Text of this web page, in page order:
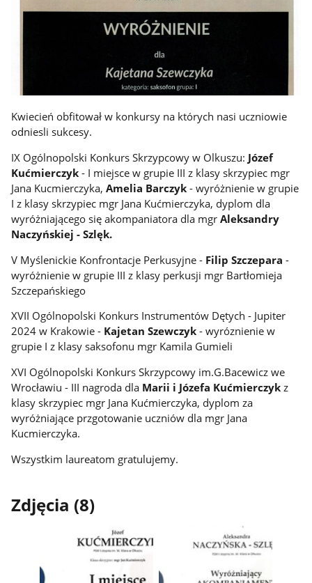
Kwiecień obfitował w konkursy na których nasi uczniowie
odniesli sukcesy.
IX Ogólnopolski Konkurs Skrzypcowy w Olkuszu: Józef
Kućmierczyk- I miejsce w grupie III z klasy skrzypiec mgr
Jana Kucmierczyka,Amelia Barczyk - wyróżnienie w grupie
I z klasy skrzypiec mgr Jana Kućmierczyka, dyplom dla
wyróżniającego się akompaniatora dla mgrAleksandry
Naczyńskiej - Szlęk.
V Myślenickie Konfrontacje Perkusyjne - Filip Szczepara -
wyróżnienie w grupie III z klasy perkusji mgr Bartłomieja
Szczepańskiego
XVII Ogólnopolski Konkurs Instrumentów Dętych - Jupiter
2024 w Krakowie - Kajetan Szewczyk - wyróznienie w
grupie I z klasy saksofonu mgr Kamila Gumieli
XVI Ogólnopolski Konkurs Skrzypcowy im.G.Bacewicz we
Wrocławiu - III nagroda dla Marii i Józefa Kućmierczyk z
klasy skrzypiec mgr Jana Kućmierczyka, dyplom za
wyróżniające przgotowanie uczniów dla mgr Jana
Kucmierczyka.
Wszystkim laureatom gratulujemy.
Zdjęcia (8)